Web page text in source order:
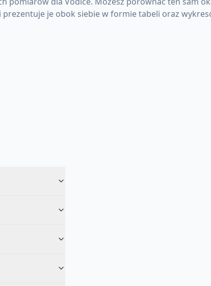
je obok siebie w formie tabeli oraz